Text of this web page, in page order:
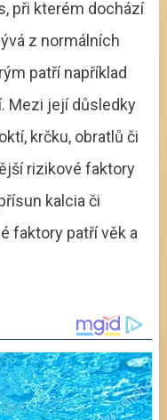
při kterém dochází
z normálních
patří například
Mezi její důsledky
krčku, obratlů či
rizikové faktory
kalcia či
faktory patří věk a